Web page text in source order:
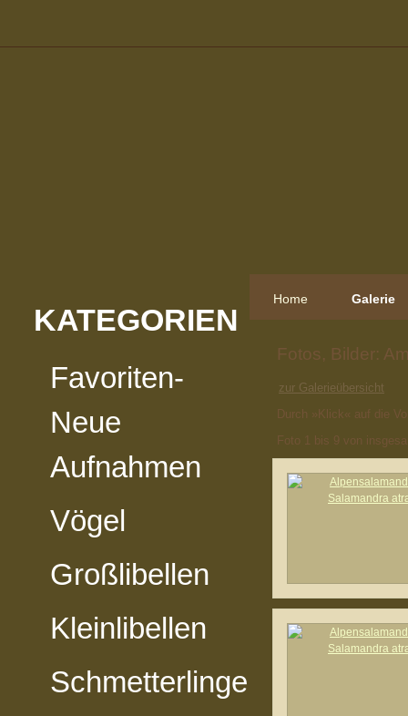
Home Galerie
Fotos, Bilder:
zur Galerieübersicht
Durch »Klick« auf die
Foto 1 bis 9 von
KATEGORIEN
Favoriten-
Neue
Aufnahmen
Vögel
Großlibellen
Kleinlibellen
Schmetterlinge